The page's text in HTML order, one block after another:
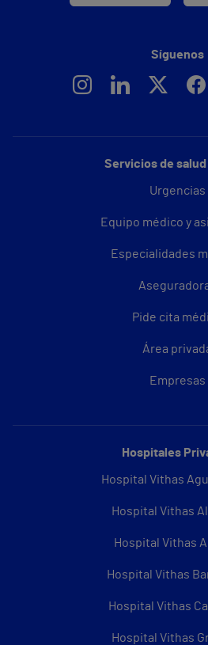
Servicios de
Urgencias
Equipo médico y
Especialidades
Pide cita
Área
Empresas
Hospitales
Hospital Vithas
Hospital Vithas
Hospital Vithas
Hospital Vithas
Hospital Vithas
Hospital Vithas
Síguenos